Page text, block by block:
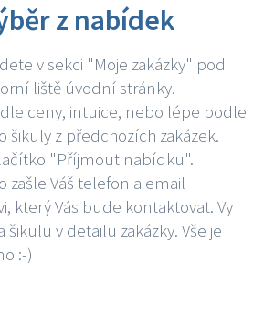
z nabídek
v sekci "Moje zakázky" pod
liště úvodní stránky.
ceny, intuice, nebo lépe podle
z předchozích zakázek.
"Příjmout nabídku".
zašle Váš telefon a email
který Vás bude kontaktovat. Vy
v detailu zakázky. Vše je
:-)